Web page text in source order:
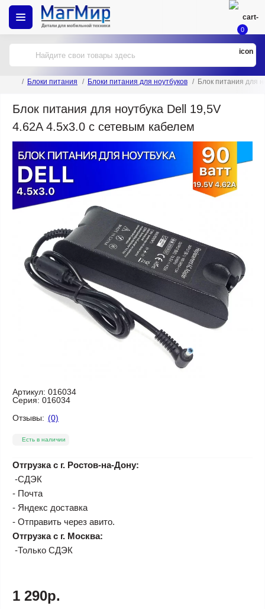
0
Блоки питания Блоки питания для ноутбуков Блок питания для
Блок питания для ноутбука Dell 19,5V
4.62A 4.5x3.0 с сетевым кабелем
Артикул: 016034
Серия: 016034
Отзывы: (0)
Есть в наличии
Отгрузка с г. Ростов-на-Дону:
-СДЭК
- Почта
- Яндекс доставка
- Отправить через авито.
Отгрузка с г. Москва:
-Только СДЭК
1 290р.